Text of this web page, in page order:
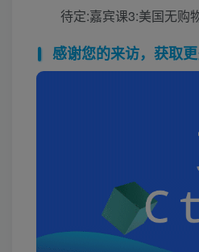
待定:嘉宾课3:美国无购
感谢您的来访，获取